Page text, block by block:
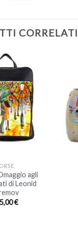
CORRELATI
agli
di Leonid
€